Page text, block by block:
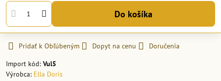
Do košíka
Pridať k Obľúbeným Dopyt na cenu
Doručenia
Import kód: Vul5
Výrobca: Ella Doris